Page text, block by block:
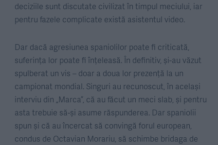
deciziile sunt discutate civilizat în timpul meciului, iar
pentru fazele complicate există asistentul video.
Dar dacă agresiunea spaniolilor poate fi criticată,
suferința lor poate fi înțeleasă. În definitiv, și-au văzut
spulberat un vis – doar a doua lor prezență la un
campionat mondial. Singuri au recunoscut, în același
interviu din „Marca”, că au făcut un meci slab, și pentru
asta trebuie să-și asume răspunderea. Dar spaniolii
spun și că au încercat să convingă forul european,
condus de Octavian Morariu, să schimbe bridaga de